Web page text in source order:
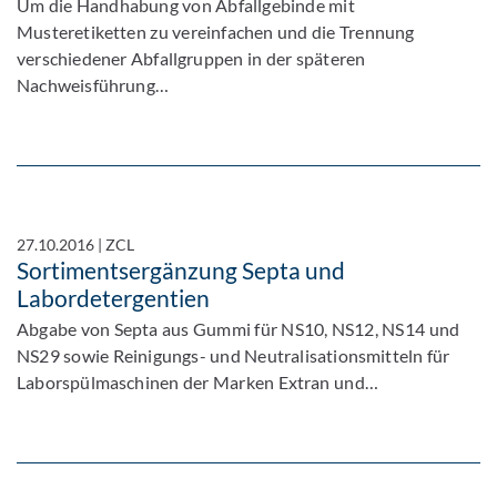
Aktualisierung Abfallbegleitschein
Um die Handhabung von Abfallgebinde mit
Musteretiketten zu vereinfachen und die Trennung
verschiedener Abfallgruppen in der späteren
27.10.2016|ZCL
Sortimentsergänzung Septa und
Labordetergentien
Abgabe von Septa aus Gummi für NS10, NS12, NS14 und
NS29 sowie Reinigungs- und Neutralisationsmitteln für